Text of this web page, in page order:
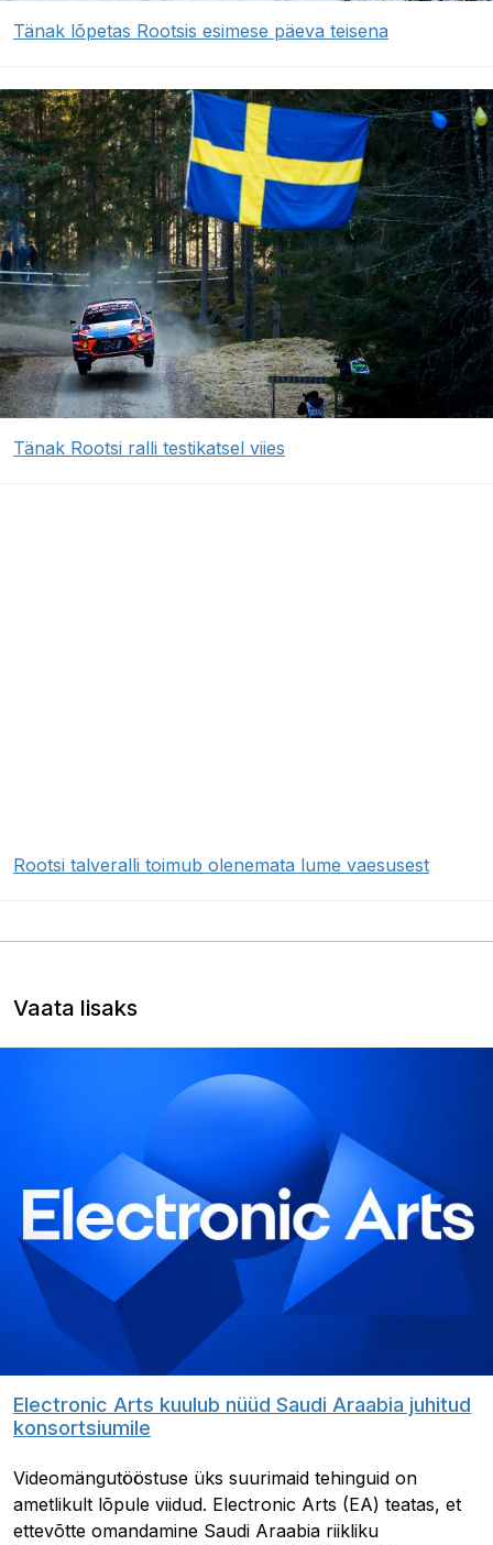
Tänak lõpetas Rootsis esimese päeva teisena
Tänak Rootsi ralli testikatsel viies
Rootsi talveralli toimub olenemata lume vaesusest
Vaata lisaks
Electronic Arts kuulub nüüd Saudi Araabia juhitud
konsortsiumile
Videomängutööstuse üks suurimaid tehinguid on
ametlikult lõpule viidud. Electronic Arts (EA) teatas, et
ettevõtte omandamine Saudi Araabia riikliku